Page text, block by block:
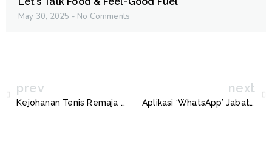
May 30, 2025 No Comments
prev
Kejohanan Tenis Remaja MBPJ/MILO 2024
next
Aplikasi ‘WhatsApp’ Jabatan MBSJ